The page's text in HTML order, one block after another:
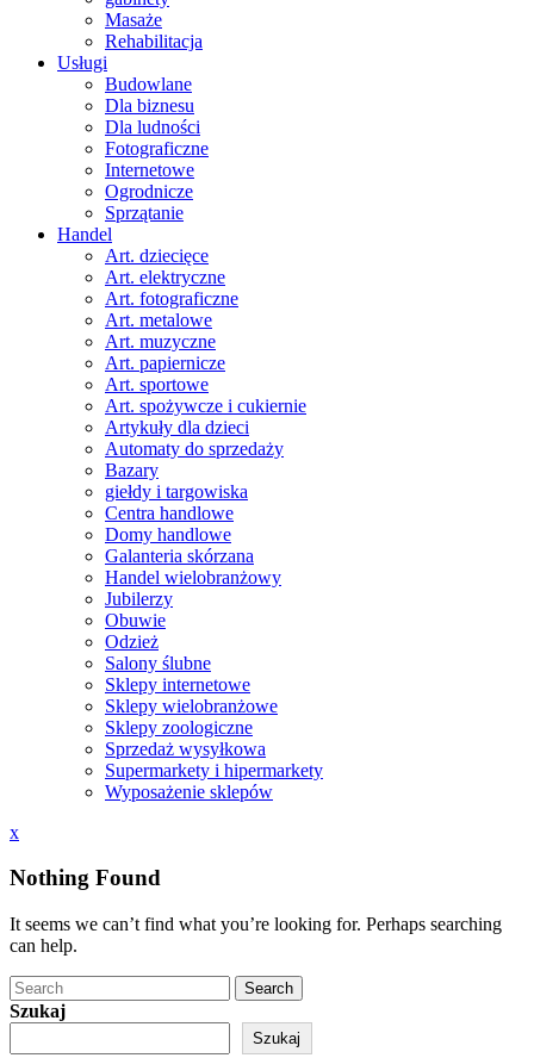
Masaże
Rehabilitacja
Usługi
Budowlane
Dla biznesu
Dla ludności
Fotograficzne
Internetowe
Ogrodnicze
Sprzątanie
Handel
Art. dziecięce
Art. elektryczne
Art. fotograficzne
Art. metalowe
Art. muzyczne
Art. papiernicze
Art. sportowe
Art. spożywcze i cukiernie
Artykuły dla dzieci
Automaty do sprzedaży
Bazary
giełdy i targowiska
Centra handlowe
Domy handlowe
Galanteria skórzana
Handel wielobranżowy
Jubilerzy
Obuwie
Odzież
Salony ślubne
Sklepy internetowe
Sklepy wielobranżowe
Sklepy zoologiczne
Sprzedaż wysyłkowa
Supermarkety i hipermarkety
Wyposażenie sklepów
xClose
Nothing Found
It seems we can’t find what you’re looking for. Perhaps searching
can help.
Search
Szukaj
Szukaj